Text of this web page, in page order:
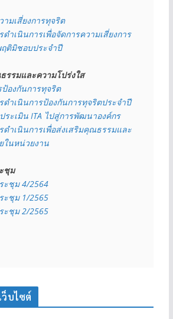
ามเสี่ยงการทุจริต
ำเนินการเพื่อจัดการความเสี่ยงการ
ติมิชอบประจำปี
รรมและความโปร่งใส
องกันการทุจริต
ดำเนินการป้องกันการทุจริตประจำปี
ระเมิน ITA ไปสู่การพัฒนาองค์กร
ดำเนินการเพื่อส่งเสริมคุณธรรมและ
ในหน่วยงาน
ชุม
ะชุม 4/2564
ะชุม 1/2565
ะชุม 2/2565
บไซต์